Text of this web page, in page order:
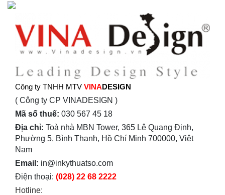
Công ty TNHH MTV VINADESIGN
( Công ty CP VINADESIGN )
Mã số thuế: 030 567 45 18
Địa chỉ: Toà nhà MBN Tower, 365 Lê Quang Định,
Phường 5, Bình Thạnh, Hồ Chí Minh 700000, Việt
Nam
Email: in@inkythuatso.com
Điện thoại: (028) 22 68 2222
Hotline: